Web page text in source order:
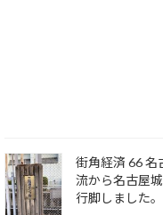
街角経済 66 名
流から名古屋
行脚しました